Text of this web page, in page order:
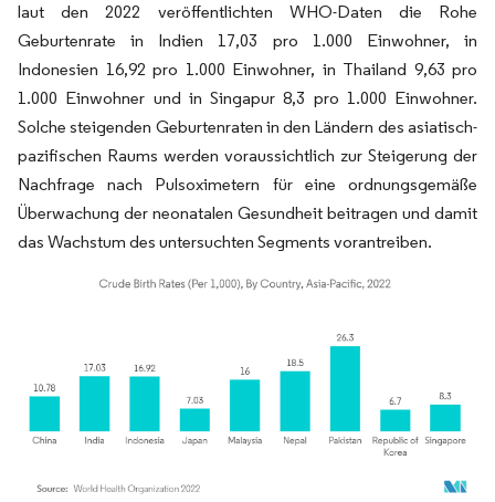
laut den 2022 veröffentlichten WHO-Daten die Rohe
Geburtenrate in Indien 17,03 pro 1.000 Einwohner, in
Indonesien 16,92 pro 1.000 Einwohner, in Thailand 9,63 pro
1.000 Einwohner und in Singapur 8,3 pro 1.000 Einwohner.
Solche steigenden Geburtenraten in den Ländern des asiatisch-
pazifischen Raums werden voraussichtlich zur Steigerung der
Nachfrage nach Pulsoximetern für eine ordnungsgemäße
Überwachung der neonatalen Gesundheit beitragen und damit
das Wachstum des untersuchten Segments vorantreiben.